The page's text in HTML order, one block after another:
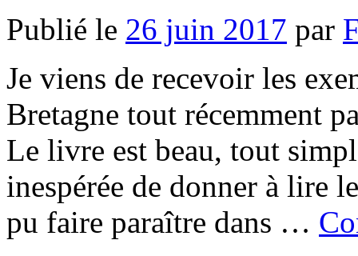
Publié le 26 juin 2017 par
Je viens de recevoir les
Bretagne tout récemment
Le livre est beau, tout
inespérée de donner à lire
pu faire paraître dans …